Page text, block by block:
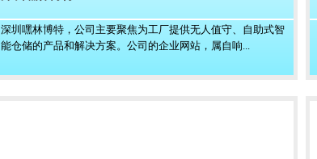
深圳嘿林博特，公司主要聚焦为工厂提供无人值守、自助式智
能仓储的产品和解决方案。公司的企业网站，属自响...